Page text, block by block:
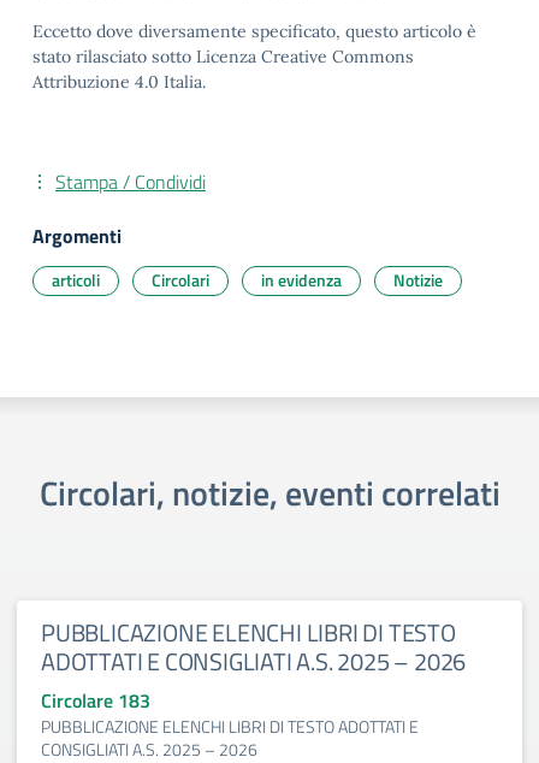
Eccetto dove diversamente specificato, questo articolo è
stato rilasciato sotto Licenza Creative Commons
Attribuzione 4.0 Italia.
Stampa / Condividi
Argomenti
articoli Circolari in evidenza Notizie
Circolari, notizie, eventi correlati
PUBBLICAZIONE ELENCHI LIBRI DI TESTO
ADOTTATI E CONSIGLIATI A.S. 2025 – 2026
Circolare 183
PUBBLICAZIONE ELENCHI LIBRI DI TESTO ADOTTATI E
CONSIGLIATI A.S. 2025 – 2026